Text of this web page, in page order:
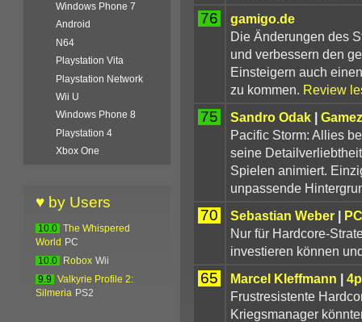
76
gamigo.de
Die Änderungen des
und verbessern den
Einsteigern auch
zu kommen. Review
75 Sandro Odak|
Pacific Storm: Allies
seine
Spielen animiert.
unpassende
70 Sebastian Weber|
Nur für Hardcore-
investieren können
65 Marcel Kleffmann |
Frustresistente
Kriegsmanager
Windows Phone 7
Android
N64
Playstation Vita
Playstation Network
Wii U
Windows Phone 8
Playstation 4
Xbox One
♥ by Users
10.0
The Whispered
World
PC
10.0
Robox Wii
9.9
Valkyrie Profile 2:
Silmeria PS2